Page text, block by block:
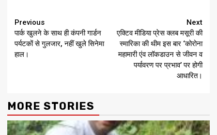
Continue
Reading
Previous
पार्क खुलने के साथ ही कंपनी गार्डन
पर्यटकों से गुलजार, नहीं खुले सिनेमा
हाल।
Next
एक्टिव मीडिया प्रेस क्लब मसूरी की
स्मारिका की थीम इस बार ‘कोरोना
महामारी एंव लॉकडाउन से जीवन व
पर्यावरण पर प्रभाव’ पर होगी
आधारित।
MORE STORIES